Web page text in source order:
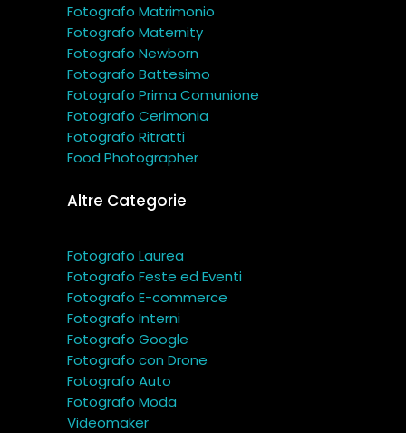
Fotografo Matrimonio
Fotografo Maternity
Fotografo Newborn
Fotografo Battesimo
Fotografo Prima Comunione
Fotografo Cerimonia
Fotografo Ritratti
Food Photographer
Altre Categorie
Fotografo Laurea
Fotografo Feste ed Eventi
Fotografo E-commerce
Fotografo Interni
Fotografo Google
Fotografo con Drone
Fotografo Auto
Fotografo Moda
Videomaker